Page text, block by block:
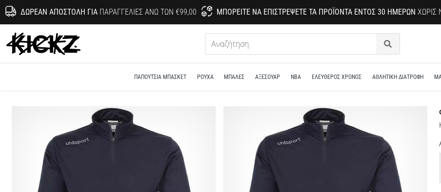
ΔΩΡΕΆΝ ΑΠΟΣΤΟΛΉ ΓΙΑΠΑΡΑΓΓΕΛΊΕΣ ΆΝΩ ΤΩΝ €99,00 ΜΠΟΡΕΊΤΕ ΝΑ ΕΠΙΣΤΡΈΨΕΤΕ ΤΑ ΠΡΟΪΌΝΤΑ ΕΝΤΌΣ 30 ΗΜΕΡΏΝ ΧΩΡΊΣ
KICKZ.gr
Αναζήτηση
ΠΑΠΟΎΤΣΙΑ ΜΠΆΣΚΕΤ ΡΟΎΧΑ ΜΠΑΛΕΣ ΑΞΕΣΟΥΑΡ NBA ΕΛΕΥΘΕΡΟΣ ΧΡΟΝΟΣ ΑΘΛΗΤΙΚΗ ΔΙΑΤΡΟΦΗ